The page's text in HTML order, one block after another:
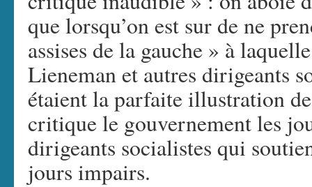
que lorsqu’on est sur de ne
assises de la gauche » à
Lieneman et autres dirigeants
étaient la parfaite illustration
critique le gouvernement les
dirigeants socialistes qui
jours impairs.